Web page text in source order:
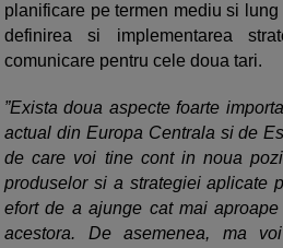
planificare pe termen mediu si
definirea si implementarea
comunicare pentru cele doua tari.
”Exista doua aspecte foarte
actual din Europa Centrala si de
de care voi tine cont in noua
produselor si a strategiei aplicate
efort de a ajunge cat mai
acestora. De asemenea, ma